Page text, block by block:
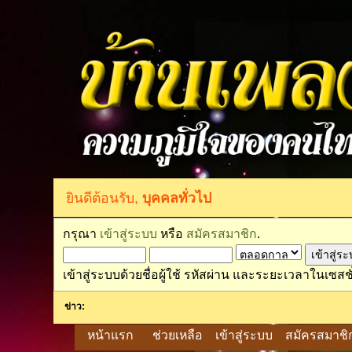
ยินดีต้อนรับ,บุคคลทั่วไป
กรุณา เข้าสู่ระบบ หรือ สมัครสมาชิก.
เข้าสู่ระบบด้วยชื่อผู้ใช้ รหัสผ่าน และระยะเวลาในเซส
ข่าว:
หน้าแรก ช่วยเหลือ เข้าสู่ระบบ สมัครสมาชิ